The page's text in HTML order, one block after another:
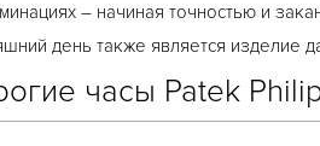
– начиная точностью и
день также является изделие
часы Patek